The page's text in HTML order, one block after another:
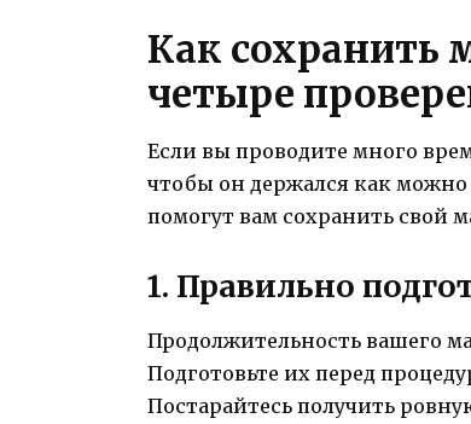
Как сохранить
четыре
Если вы проводите много
чтобы он держался как
помогут вам сохранить свой
1. Правильно
Продолжительность вашего
Подготовьте их перед
Постарайтесь получить